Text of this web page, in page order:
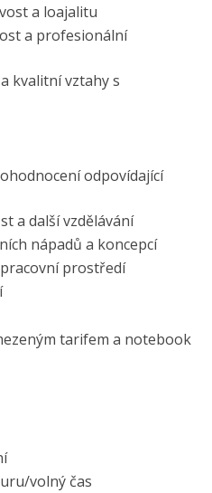
a loajalitu
a profesionální
kvalitní vztahy s
odpovídající
a další vzdělávání
nápadů a koncepcí
prostředí
tarifem a notebook
volný čas